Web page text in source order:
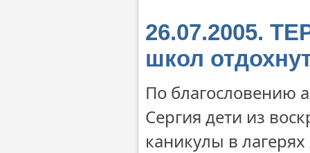
26.07.2005.
школ
По благословению
Сергия дети из
каникулы в